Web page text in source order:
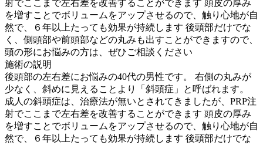
施術の説明
後頭部の左右差にお悩みの40代の男性です。 右側の丸みが
少なく、斜めに見えることより「斜頭症」と呼ばれます。
成人の斜頭症は、治療法が無いとされてきましたが、PRP注
射でここまで左右差を改善することができます 頭皮の厚み
を増すことでボリュームをアップさせるので、触り心地が自
然で、６年以上たっても効果が持続します 後頭部だけでな